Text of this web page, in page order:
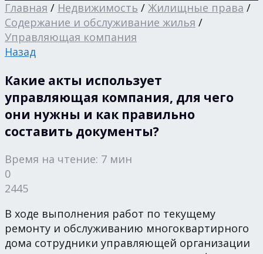
Главная / Недвижимость / Жилищные права /
Содержание и обслуживание жилья /
Управляющая компания
Назад
Какие акты использует
управляющая компания, для чего
они нужны и как правильно
составить документы?
Время на чтение: 7 мин
0
2445
В ходе выполнения работ по текущему
ремонту и обслуживанию многоквартирного
дома сотрудники управляющей организации